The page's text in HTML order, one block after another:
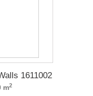
1611002
m2